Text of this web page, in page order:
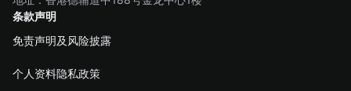
条款声明
免责声明及风险披露
个人资料隐私政策